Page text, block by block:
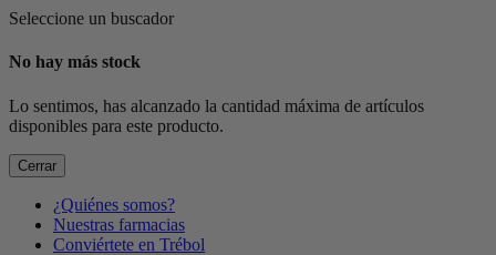
Seleccione un buscador
No hay más stock
Lo sentimos, has alcanzado la cantidad máxima de artículos
disponibles para este producto.
Cerrar
¿Quiénes somos?
Nuestras farmacias
Conviértete en Trébol